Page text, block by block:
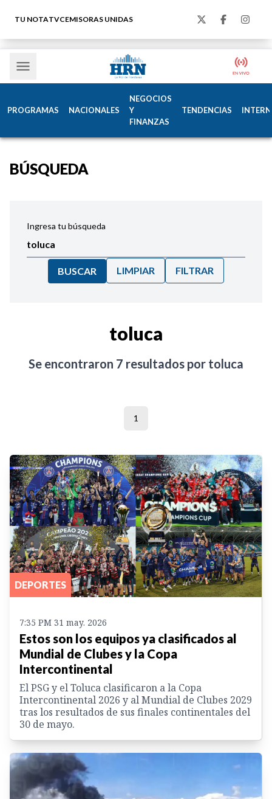
TU NOTATVCEMISORAS UNIDAS
PROGRAMAS NACIONALES
NEGOCIOS
Y
FINANZAS
TENDENCIAS
BÚSQUEDA
Ingresa tu búsqueda
BUSCAR LIMPIAR FILTRAR
toluca
Se encontraron 7 resultados por toluca
1
DEPORTES
7:35 PM 31 may. 2026
Estos son los equipos ya clasificados al
Mundial de Clubes y la Copa
Intercontinental
El PSG y el Toluca clasificaron a la Copa
Intercontinental 2026 y al Mundial de Clubes 2029
tras los resultados de sus finales continentales del
30 de mayo.